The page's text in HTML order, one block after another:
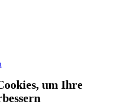
um Ihre